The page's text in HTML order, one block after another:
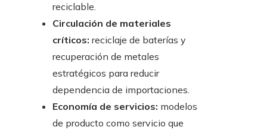
reciclable.
Circulación de materiales
críticos: reciclaje de baterías y
recuperación de metales
estratégicos para reducir
dependencia de importaciones.
Economía de servicios: modelos
de producto como servicio que